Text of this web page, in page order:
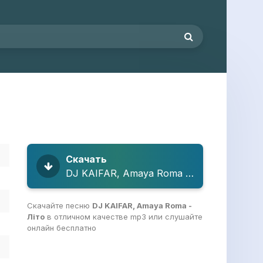
Скачать
DJ KAIFAR, Amaya Roma - Літо
Скачайте песню DJ KAIFAR, Amaya Roma -
Літо в отличном качестве mp3 или слушайте
онлайн бесплатно